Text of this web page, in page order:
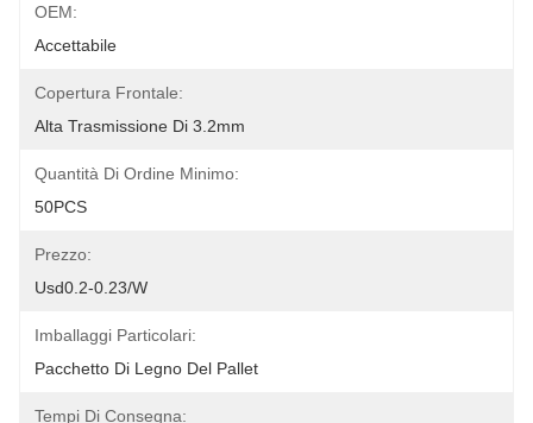
OEM:
Accettabile
Copertura Frontale:
Alta Trasmissione Di 3.2mm
Quantità Di Ordine Minimo:
50PCS
Prezzo:
Usd0.2-0.23/w
Imballaggi Particolari:
Pacchetto Di Legno Del Pallet
Tempi Di Consegna: